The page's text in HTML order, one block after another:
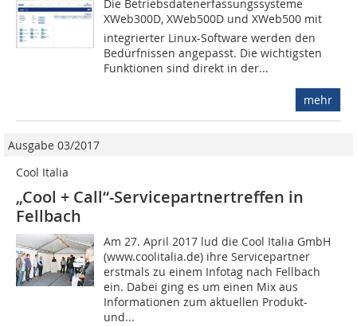
Die Betriebsdatenerfassungssysteme
XWeb300D, XWeb500D und XWeb500 mit
integrierter Linux-Software werden den
Bedürfnissen angepasst. Die wichtigsten
Funktionen sind direkt in der...
mehr
Ausgabe 03/2017
Cool Italia
„Cool + Call“-Servicepartnertreffen in
Fellbach
Am 27. April 2017 lud die Cool Italia GmbH
(www.coolitalia.de) ihre Servicepartner
erstmals zu einem Infotag nach Fellbach
ein. Dabei ging es um einen Mix aus
Informationen zum aktuellen Produkt-
und...